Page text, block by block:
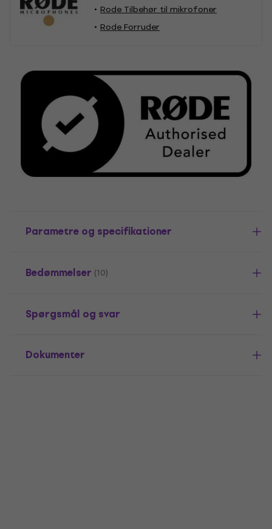
Rode Tilbehør til mikrofoner
Rode Forruder
Parametre og specifikationer
Bedømmelser (10)
Spørgsmål og svar
Dokumenter